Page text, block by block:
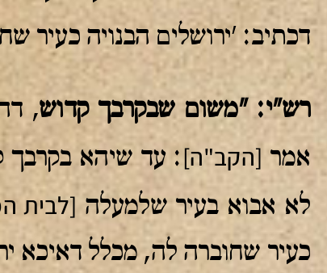
דכתיב: 'ירושלים הבנויה כעיר
רש"י: "משום שבקרבך קדוש,
אמר [הקב"ה]: עד שיהא בקרבך
לא אבוא בעיר שלמעלה [לבית
כעיר שחוברה לה, מכלל דאיכא